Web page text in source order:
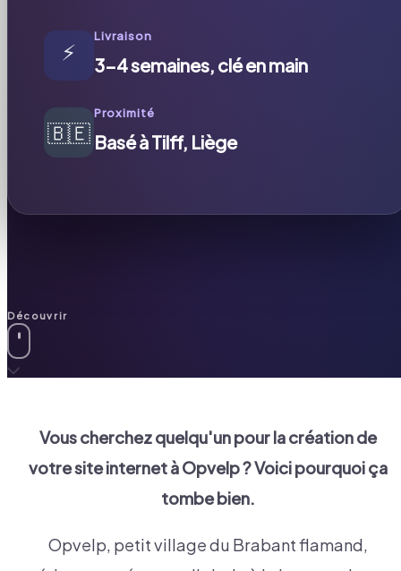
⚡
Livraison
3-4 semaines, clé en main
🇧🇪
Proximité
Basé à Tilff, Liège
Découvrir
Vous cherchez quelqu'un pour la création de
votre site internet àOpvelp? Voici pourquoi ça
tombe bien.
Opvelp, petit village du Brabant flamand,